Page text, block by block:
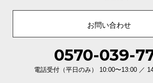
お問い合わせ
0570-039-
電話受付（平日のみ） 10:00〜13:00 ／